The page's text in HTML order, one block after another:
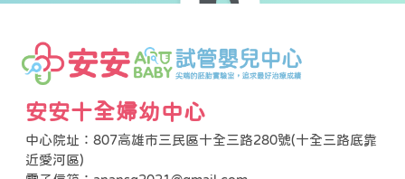
安安十全婦幼中心
中心院址：807高雄市三民區十全三路280號(十全三路底靠
近愛河區)